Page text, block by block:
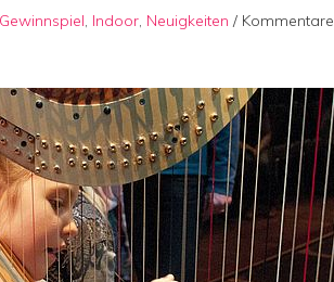
Gewinnspiel, Indoor, Neuigkeiten / Kommentare